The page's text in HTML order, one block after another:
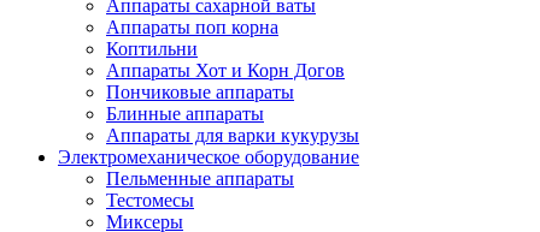
Аппараты сахарной ваты
Аппараты поп корна
Коптильни
Аппараты Хот и Корн Догов
Пончиковые аппараты
Блинные аппараты
Аппараты для варки кукурузы
Электромеханическое оборудование
Пельменные аппараты
Тестомесы
Миксеры